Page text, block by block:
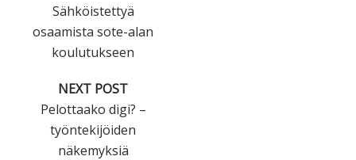
Sähköistettyä
osaamista sote-alan
koulutukseen
NEXT POST
Pelottaako digi? –
työntekijöiden
näkemyksiä